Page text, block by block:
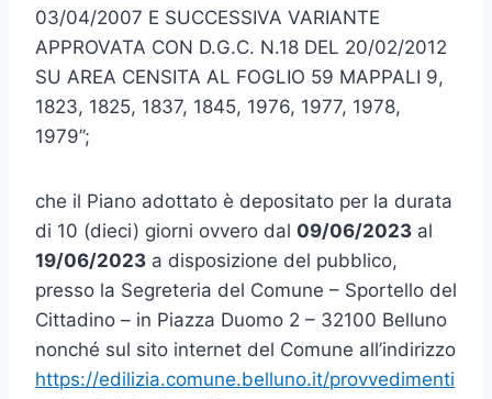
03/04/2007 E SUCCESSIVA VARIANTE
APPROVATA CON D.G.C. N.18 DEL 20/02/2012
SU AREA CENSITA AL FOGLIO 59 MAPPALI 9,
1823, 1825, 1837, 1845, 1976, 1977, 1978,
1979”;
che il Piano adottato è depositato per la durata
di 10 (dieci) giorni ovvero dal 09/06/2023 al
19/06/2023 a disposizione del pubblico,
presso la Segreteria del Comune – Sportello del
Cittadino – in Piazza Duomo 2 – 32100 Belluno
nonché sul sito internet del Comune all’indirizzo
https://edilizia.comune.belluno.it/provvedimenti